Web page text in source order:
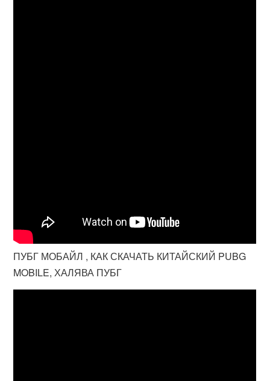
ПУБГ МОБАЙЛ , КАК СКАЧАТЬ КИТАЙСКИЙ PUBG
MOBILE, ХАЛЯВА ПУБГ